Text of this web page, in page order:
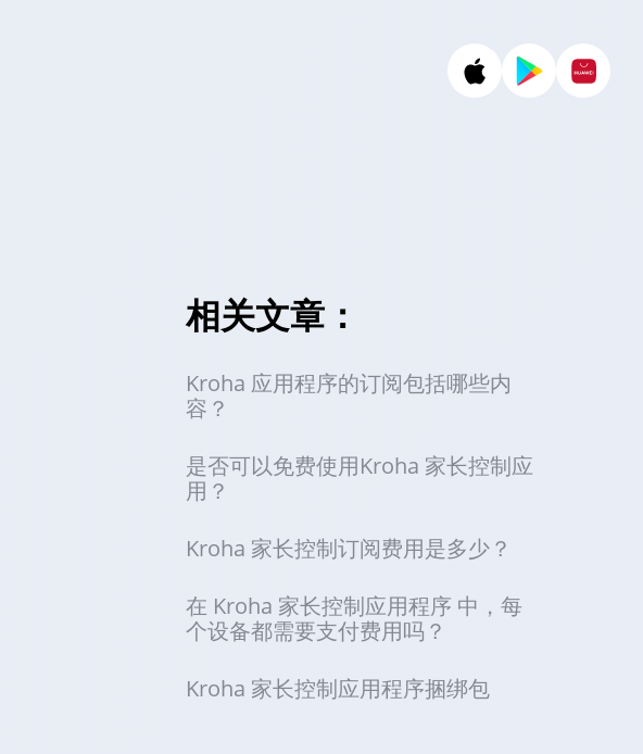
相关文章：
Kroha 应用程序的订阅包括哪些内
容？
是否可以免费使用Kroha 家长控制应
用？
Kroha 家长控制订阅费用是多少？
在 Kroha 家长控制应用程序 中，每
个设备都需要支付费用吗？
Kroha 家长控制应用程序捆绑包